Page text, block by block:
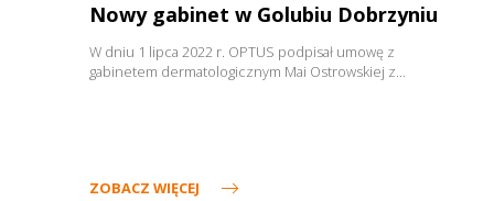
Nowy gabinet w Golubiu Dobrzyniu
W dniu 1 lipca 2022 r. OPTUS podpisał umowę z
gabinetem dermatologicznym Mai Ostrowskiej z…
ZOBACZ WIĘCEJ